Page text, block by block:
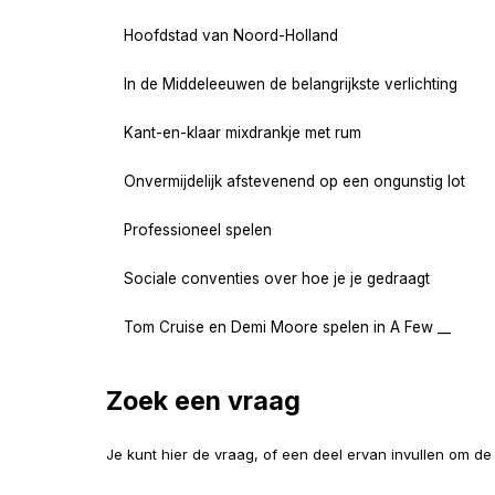
Hoofdstad van Noord-Holland
In de Middeleeuwen de belangrijkste verlichting
Kant-en-klaar mixdrankje met rum
Onvermijdelijk afstevenend op een ongunstig lot
Professioneel spelen
Sociale conventies over hoe je je gedraagt
Tom Cruise en Demi Moore spelen in A Few __
Zoek een vraag
Je kunt hier de vraag, of een deel ervan invullen om